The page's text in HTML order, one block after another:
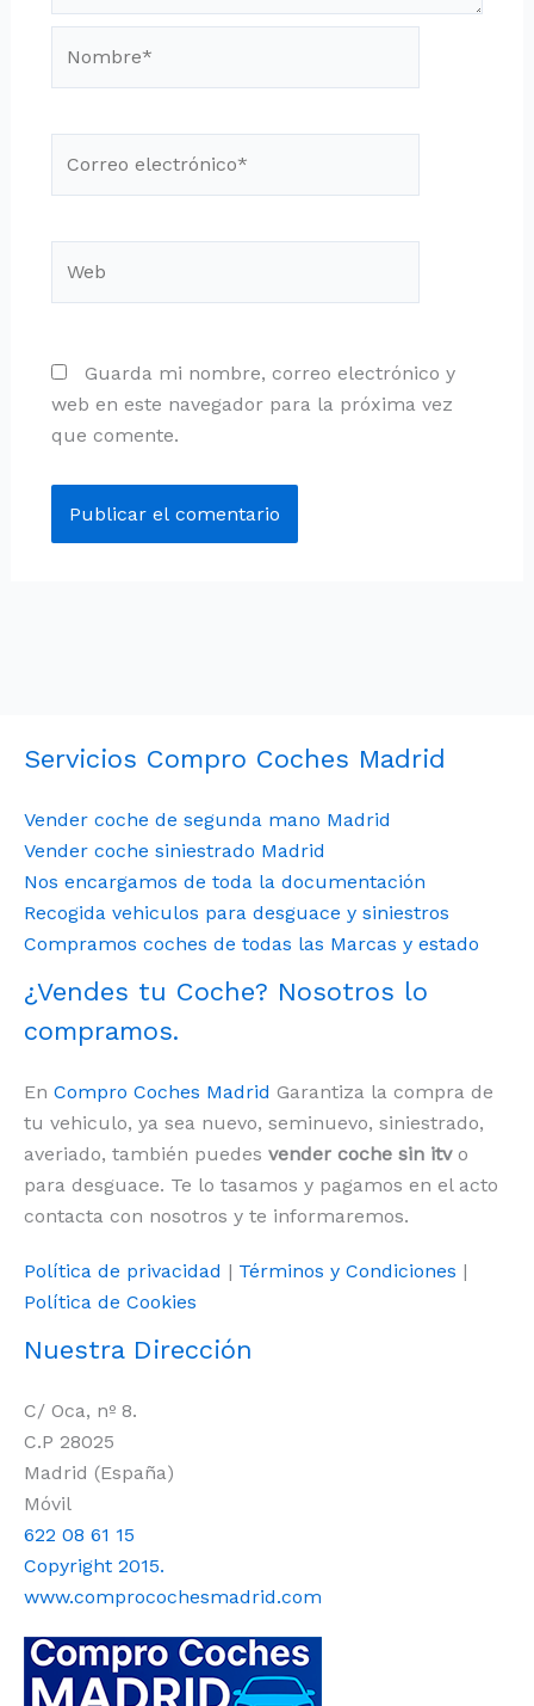
electrónico*
Guarda mi nombre, correo electrónico y
web en este navegador para la próxima vez
que comente.
Servicios Compro Coches Madrid
Vender coche de segunda mano Madrid
Vender coche siniestrado Madrid
Nos encargamos de toda la documentación
Recogida vehiculos para desguace y siniestros
Compramos coches de todas las Marcas y estado
¿Vendes tu Coche? Nosotros lo
compramos.
En Compro Coches Madrid Garantiza la compra de
tu vehiculo, ya sea nuevo, seminuevo, siniestrado,
averiado, también puedes vender coche sin itvo
para desguace. Te lo tasamos y pagamos en el acto
contacta con nosotros y te informaremos.
Política de privacidad | Términos y Condiciones |
Política de Cookies
Nuestra Dirección
C/ Oca, nº 8.
C.P 28025
Madrid (España)
Móvil
622 08 61 15
Copyright 2015.
www.comprocochesmadrid.com